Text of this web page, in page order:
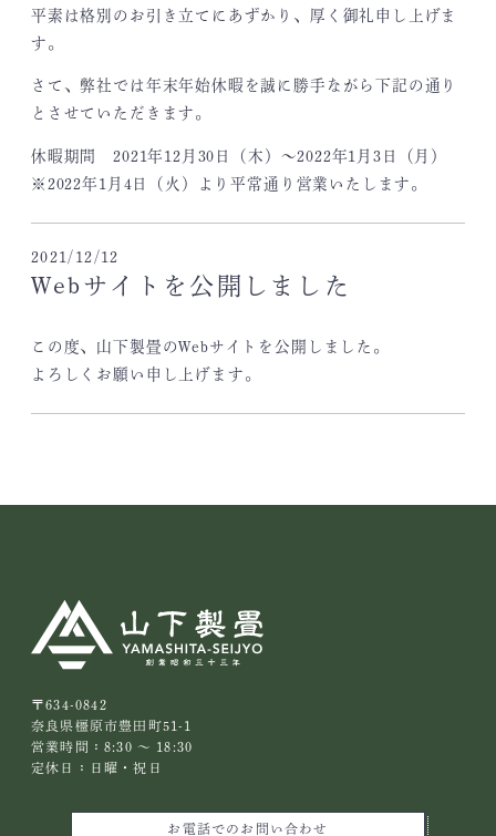
平素は格別のお引き立てにあずかり、厚く御礼申し上げま
す。
さて、弊社では年末年始休暇を誠に勝手ながら下記の通り
とさせていただきます。
休暇期間 2021年12月30日（木）～2022年1月3日（月）
※2022年1月4日（火）より平常通り営業いたします。
2021/12/12
Webサイトを公開しました
この度、山下製畳のWebサイトを公開しました。
よろしくお願い申し上げます。
〒634-0842
奈良県橿原市豊田町51-1
営業時間：8:30 ～ 18:30
定休日：日曜・祝日
お電話でのお問い合わせ